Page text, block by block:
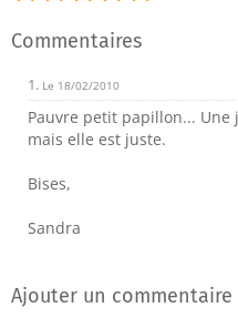
Commentaires
1. Le 18/02/2010
Pauvre petit papillon...
mais elle est juste.
Bises,
Sandra
Ajouter un commentaire